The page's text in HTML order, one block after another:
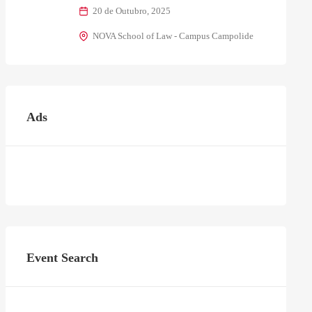
20 de Outubro, 2025
NOVA School of Law - Campus Campolide
Ads
Event Search